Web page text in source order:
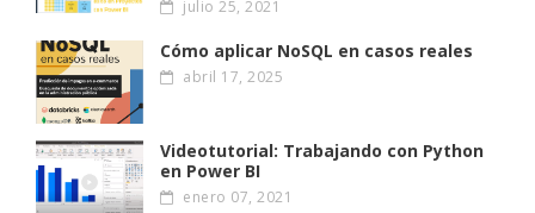
julio 25, 2021
Cómo aplicar NoSQL en casos reales
abril 17, 2025
Videotutorial: Trabajando con Python
en Power BI
enero 07, 2021